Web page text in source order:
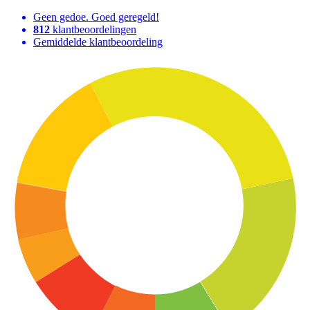
Geen gedoe. Goed geregeld!
812 klantbeoordelingen
Gemiddelde klantbeoordeling